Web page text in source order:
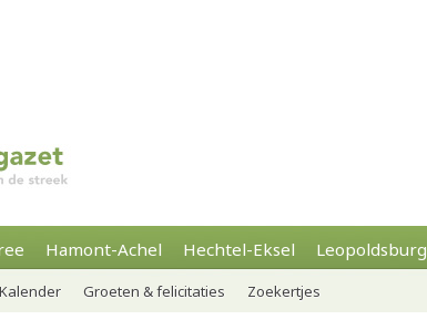
Hamont-Achel Hechtel-Eksel Leopoldsburg
Kalender Groeten & felicitaties Zoekertjes